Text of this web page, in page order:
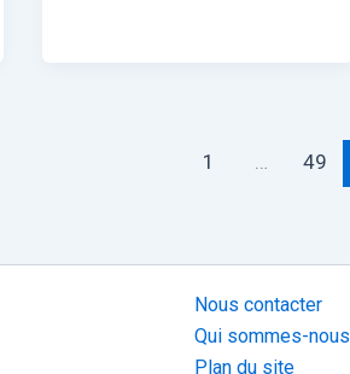
1 49
Nous contacter
Qui sommes-nous
Plan du site